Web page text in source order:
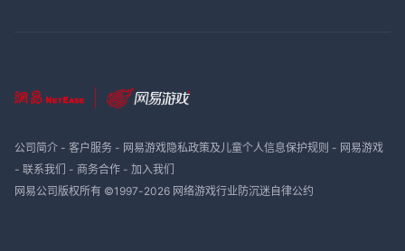
公司简介- 客户服务- 网易游戏隐私政策及儿童个人信息保护规则 - 网易游戏
- 联系我们 - 商务合作- 加入我们
网易公司版权所有 ©1997-2026 网络游戏行业防沉迷自律公约